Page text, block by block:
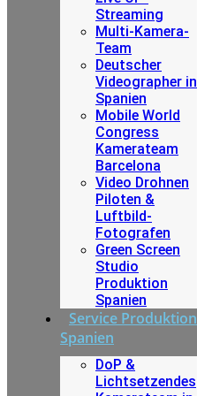
Streaming
Multi-Kamera-
Team
Deutscher
Videographer in
Spanien
Mobile World
Congress
Kamerateam
Barcelona
Video Drohnen
Piloten &
Luftbild-
Fotografen
Green Screen
Studio
Produktion
Spanien
Service Produktion
Spanien
DoP &
Lichtsetzendes